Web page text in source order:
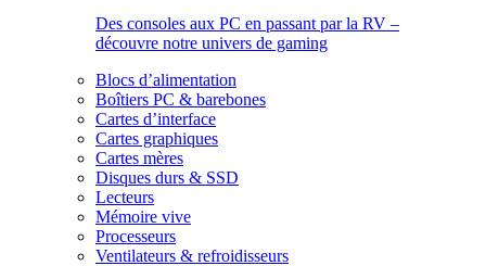
Des consoles aux PC en passant par la RV –
découvre notre univers de gaming
Blocs d’alimentation
Boîtiers PC & barebones
Cartes d’interface
Cartes graphiques
Cartes mères
Disques durs & SSD
Lecteurs
Mémoire vive
Processeurs
Ventilateurs & refroidisseurs